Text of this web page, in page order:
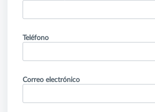
Teléfono
Correo electrónico